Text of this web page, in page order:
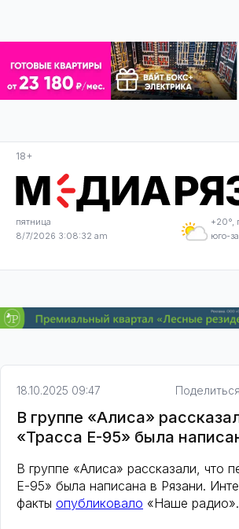
18+
пятница
8/7/2026 3:08:32 am
+20°,
юго-
18.10.2025 09:47
В группе «Алиса»
«Трасса Е-95» была
В группе «Алиса» рассказали, что
Е-95» была написана в Рязани.
факты опубликовало «Наше радио».